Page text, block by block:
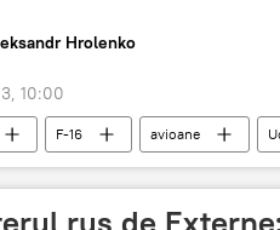
Hrolenko
10:00
F-16 avioane